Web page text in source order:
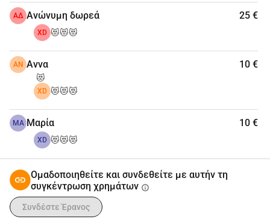
ΑΔ Ανώνυμη δωρεά 25 €
XD 😻😻😻
ΑΝ Αννα 10 €
😻
XD 😻😻😻
ΜΑ Μαρία 10 €
XD 😻😻😻
Ομαδοποιηθείτε και συνδεθείτε με αυτήν τη
συγκέντρωση χρημάτων info
Συνδέστε Έρανος